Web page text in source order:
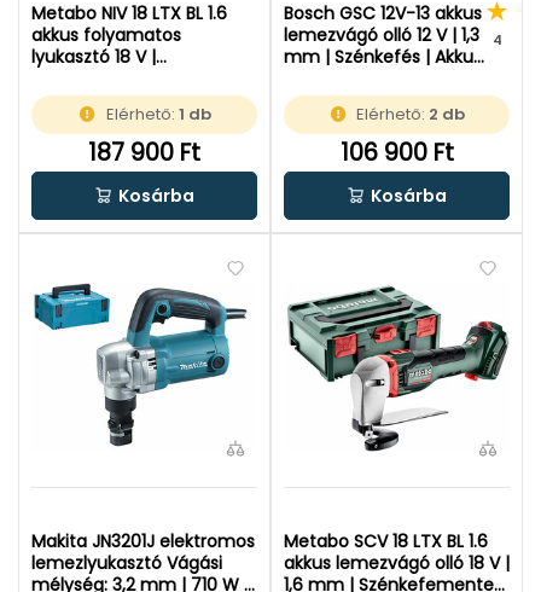
Metabo NIV 18 LTX BL 1.6
akkus folyamatos
lyukasztó 18 V |
töltõ nélkül | metaBOX-
ban
Elérhető: 1 db
187 900 Ft
Kosárba
Bosch GSC 12V-13 akkus
lemezvágó olló 12 V | 1,3
mm | Szénkefés | Akku
Kartondobozban
4
Elérhető: 2 db
106 900 Ft
Kosárba
Makita JN3201J elektromos
lemezlyukasztó Vágási
mélység: 3,2 mm | 710 W |
Metabo SCV 18 LTX BL 1.6
akkus lemezvágó olló 18 V |
1,6 mm | Szénkefementes